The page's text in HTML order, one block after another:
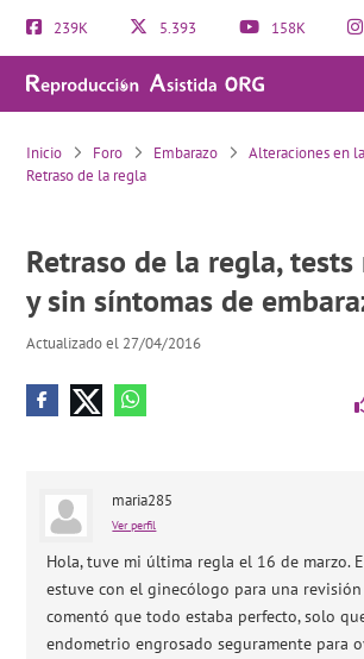
239K 5.393 158K
Retraso de la regla, tests negativos y sin síntomas de embarazo
Inicio Foro Embarazo
Alteraciones en
Retraso de la regla
Retraso de la regla,
y sin síntomas de
Actualizado el 27/04/2016
maria285
Ver perfil
Hola, tuve mi última regla el 16 de marzo.
estuve con el ginecólogo para una
comentó que todo estaba perfecto, solo
endometrio engrosado seguramente para